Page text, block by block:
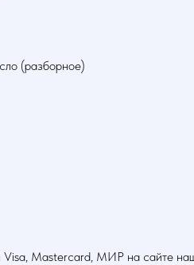
(разборное)
Visa, Mastercard, МИР на сайте